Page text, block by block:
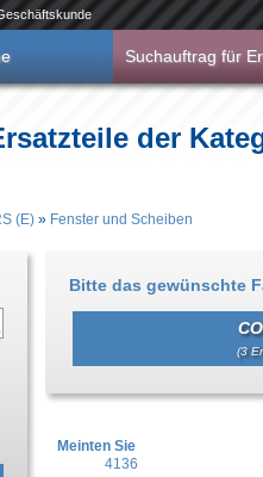
Suchauftrag für
der
(E) » Fenster und Scheiben
Bitte das gewünschte
(3
Meinten Sie
4136